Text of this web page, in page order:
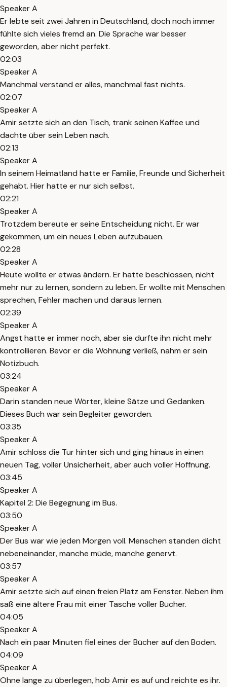
Speaker A
Er lebte seit zwei Jahren in Deutschland, doch noch immer
fühlte sich vieles fremd an. Die Sprache war besser
geworden, aber nicht perfekt.
02:03
Speaker A
Manchmal verstand er alles, manchmal fast nichts.
02:07
Speaker A
Amir setzte sich an den Tisch, trank seinen Kaffee und
dachte über sein Leben nach.
02:13
Speaker A
In seinem Heimatland hatte er Familie, Freunde und Sicherheit
gehabt. Hier hatte er nur sich selbst.
02:21
Speaker A
Trotzdem bereute er seine Entscheidung nicht. Er war
gekommen, um ein neues Leben aufzubauen.
02:28
Speaker A
Heute wollte er etwas ändern. Er hatte beschlossen, nicht
mehr nur zu lernen, sondern zu leben. Er wollte mit Menschen
sprechen, Fehler machen und daraus lernen.
02:39
Speaker A
Angst hatte er immer noch, aber sie durfte ihn nicht mehr
kontrollieren. Bevor er die Wohnung verließ, nahm er sein
Notizbuch.
03:24
Speaker A
Darin standen neue Wörter, kleine Sätze und Gedanken.
Dieses Buch war sein Begleiter geworden.
03:35
Speaker A
Amir schloss die Tür hinter sich und ging hinaus in einen
neuen Tag, voller Unsicherheit, aber auch voller Hoffnung.
03:45
Speaker A
Kapitel 2: Die Begegnung im Bus.
03:50
Speaker A
Der Bus war wie jeden Morgen voll. Menschen standen dicht
nebeneinander, manche müde, manche genervt.
03:57
Speaker A
Amir setzte sich auf einen freien Platz am Fenster. Neben ihm
saß eine ältere Frau mit einer Tasche voller Bücher.
04:05
Speaker A
Nach ein paar Minuten fiel eines der Bücher auf den Boden.
04:09
Speaker A
Ohne lange zu überlegen, hob Amir es auf und reichte es ihr.